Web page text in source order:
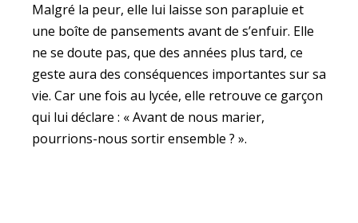
Malgré la peur, elle lui laisse son parapluie et
une boîte de pansements avant de s’enfuir. Elle
ne se doute pas, que des années plus tard, ce
geste aura des conséquences importantes sur sa
vie. Car une fois au lycée, elle retrouve ce garçon
qui lui déclare : « Avant de nous marier,
pourrions-nous sortir ensemble ? ».